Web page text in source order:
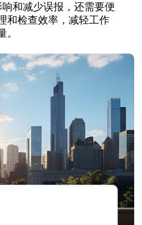
和减少误报，还需要便
和检查效率，减轻工作
。